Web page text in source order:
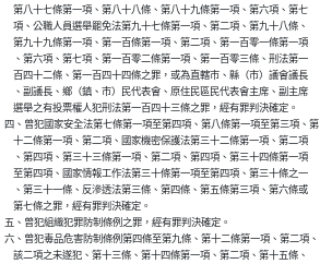
    第八十七條第一項、第八十八條、第八十九條第一項、第六項、第七
    項、公職人員選舉罷免法第九十七條第一項、第二項、第九十八條、
    第九十九條第一項、第一百條第一項、第二項、第一百零一條第一項
    、第六項、第七項、第一百零二條第一項、第一百零三條、刑法第一
    百四十二條、第一百四十四條之罪，或為直轄市、縣（市）議會議長
    、副議長、鄉（鎮、市）民代表會、原住民區民代表會主席、副主席
    選舉之有投票權人犯刑法第一百四十三條之罪，經有罪判決確定。
四、曾犯國家安全法第七條第一項至第四項、第八條第一項至第三項、第
    十二條第一項、第二項、國家機密保護法第三十二條第一項、第二項
    、第四項、第三十三條第一項、第二項、第四項、第三十四條第一項
    至第四項、國家情報工作法第三十條第一項至第四項、第三十條之一
    、第三十一條、反滲透法第三條、第四條、第五條第三項、第六條或
    第七條之罪，經有罪判決確定。
五、曾犯組織犯罪防制條例之罪，經有罪判決確定。
六、曾犯毒品危害防制條例第四條至第九條、第十二條第一項、第二項、
    該二項之未遂犯、第十三條、第十四條第一項、第二項、第十五條、